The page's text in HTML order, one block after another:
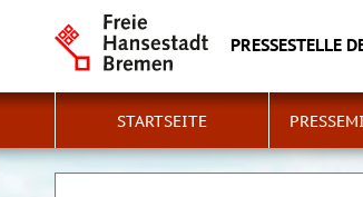
PRESSESTELLE
STARTSEITE